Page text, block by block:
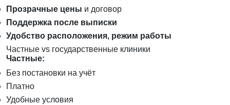
Прозрачные цены и договор
Поддержка после выписки
Удобство расположения, режим работы
Частные vs государственные клиники
Частные:
Без постановки на учёт
Платно
Удобные условия